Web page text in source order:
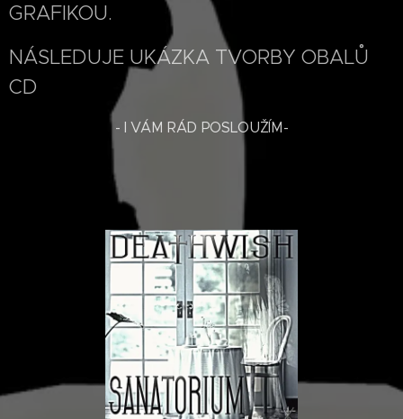
GRAFIKOU.
NÁSLEDUJE UKÁZKA TVORBY OBALŮ
CD
- I VÁM RÁD POSLOUŽÍM-